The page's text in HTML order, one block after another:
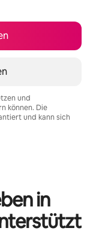
und
können. Die
und kann sich
in